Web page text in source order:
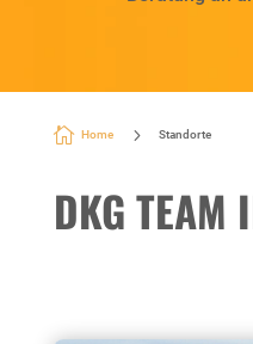
 Home 5 Standorte
DKG TEAM